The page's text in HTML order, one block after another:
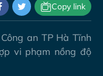
Copy link
an TP Hà Tĩnh
vi phạm nồng độ